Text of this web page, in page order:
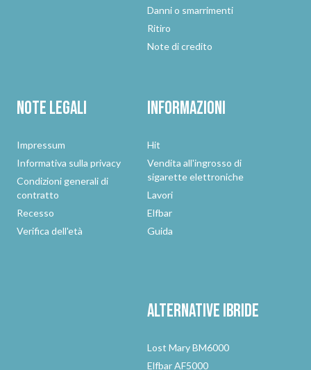
Danni o smarrimenti
Ritiro
Note di credito
Note legali
Impressum
Informativa sulla privacy
Condizioni generali di
contratto
Recesso
Verifica dell'età
Informazioni
Hit
Vendita all'ingrosso di
sigarette elettroniche
Lavori
Elfbar
Guida
Alternativeibride
Lost Mary BM6000
Elfbar AF5000